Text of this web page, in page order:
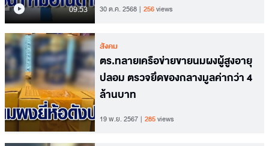
09.53 30 ต.ค. 2568 256views
สังคม
ตร.ทลายเครือข่ายขายนมผงผู้สูงอายุ
ปลอม ตรวจยึดของกลางมูลค่ากว่า 4
ล้านบาท
19 พ.ย. 2567 285views